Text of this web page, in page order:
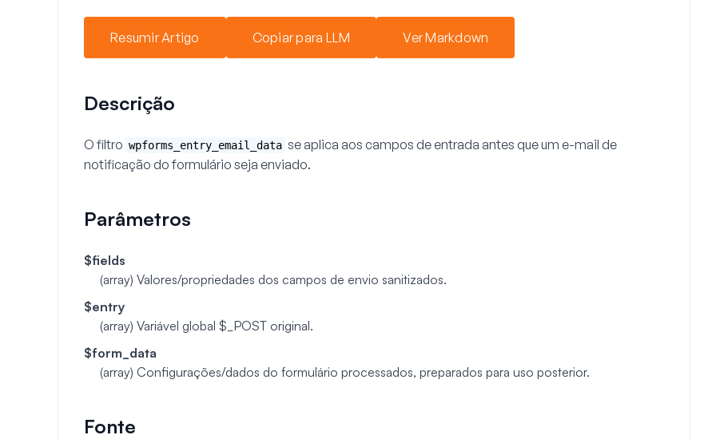
Resumir Artigo Copiar para LLM Ver Markdown
Descrição
O filtro wpforms_entry_email_data se aplica aos campos de entrada antes que um e-mail de
notificação do formulário seja enviado.
Parâmetros
$fields
(array) Valores/propriedades dos campos de envio sanitizados.
$entry
(array) Variável global $_POST original.
$form_data
(array) Configurações/dados do formulário processados, preparados para uso posterior.
Fonte